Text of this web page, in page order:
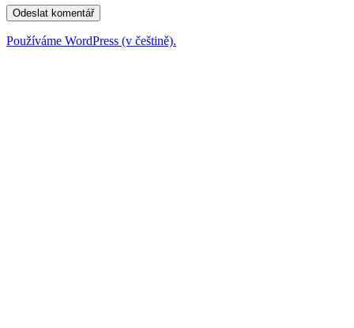
Používáme WordPress (v češtině).